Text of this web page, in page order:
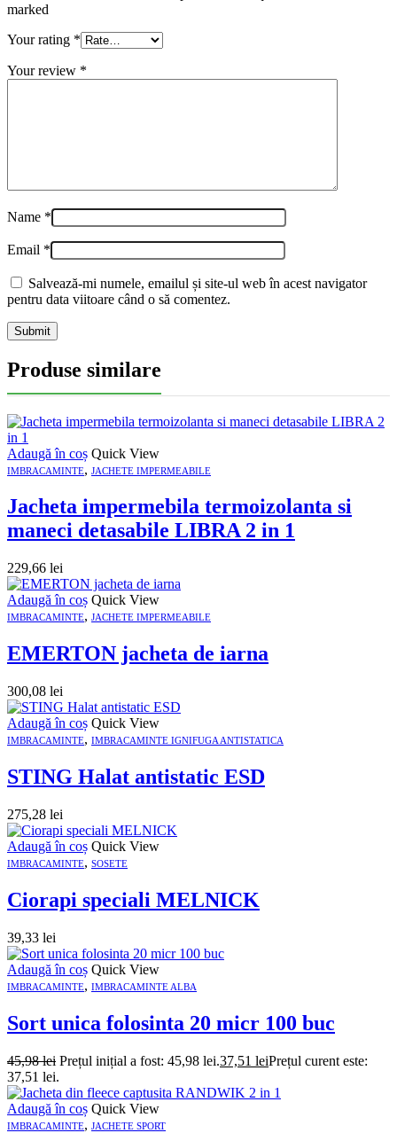
marked
Your rating *
Your review *
Name *
Email *
Salvează-mi numele, emailul și site-ul web în acest navigator
pentru data viitoare când o să comentez.
Produse similare
Adaugă în coș Quick View
IMBRACAMINTE, JACHETE IMPERMEABILE
Jacheta impermebila termoizolanta si
maneci detasabile LIBRA 2 in 1
229,66 lei
Adaugă în coș Quick View
IMBRACAMINTE, JACHETE IMPERMEABILE
EMERTON jacheta de iarna
300,08 lei
Adaugă în coș Quick View
IMBRACAMINTE, IMBRACAMINTE IGNIFUGA ANTISTATICA
STING Halat antistatic ESD
275,28 lei
Adaugă în coș Quick View
IMBRACAMINTE, SOSETE
Ciorapi speciali MELNICK
39,33 lei
Adaugă în coș Quick View
IMBRACAMINTE, IMBRACAMINTE ALBA
Sort unica folosinta 20 micr 100 buc
45,98lei Prețul inițial a fost: 45,98 lei.37,51 leiPrețul curent este:
37,51 lei.
Adaugă în coș Quick View
IMBRACAMINTE, JACHETE SPORT